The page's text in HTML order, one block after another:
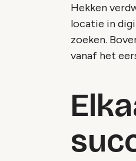
Hekken
locatie in
zoeken.
vanaf het